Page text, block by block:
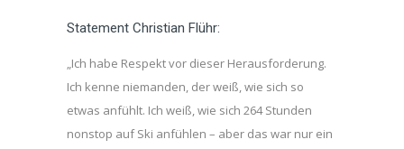
Statement Christian Flühr:
„Ich habe Respekt vor dieser Herausforderung.
Ich kenne niemanden, der weiß, wie sich so
etwas anfühlt. Ich weiß, wie sich 264 Stunden
nonstop auf Ski anfühlen – aber das war nur ein